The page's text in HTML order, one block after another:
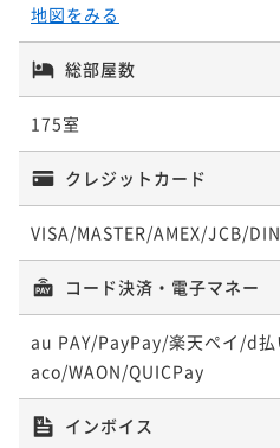
地図をみる
総部屋数
175室
クレジットカード
VISA/MASTER/AMEX/JCB/
コード決済・電子マネー
au PAY/PayPay/楽天ペイ/d
aco/WAON/QUICPay
インボイス